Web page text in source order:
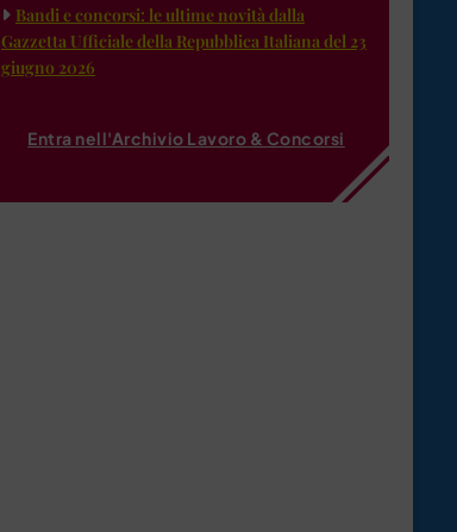
Bandi e concorsi: le ultime novità dalla
Gazzetta Ufficiale della Repubblica Italiana del 23
giugno 2026
Entra nell'Archivio Lavoro & Concorsi